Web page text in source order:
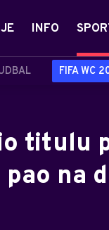
INFO
FIFA WC
titulu
na